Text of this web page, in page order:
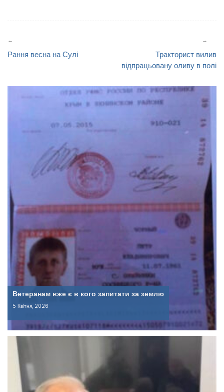
Рання весна на Сулі
Тракторист вилив
відпрацьовану оливу в полі
Ветеранам вже є в кого запитати за землю
5 Квітня, 2026